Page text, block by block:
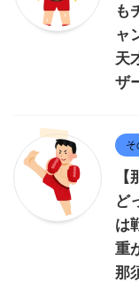
も
ャ
天
ザ
そ
ど
は
重
那